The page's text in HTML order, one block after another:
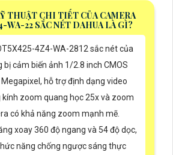
THUẬT CHI TIẾT CỦA CAMERA
22 SẮC NÉT DAHUA LÀ GÌ?
4Z4-WA-2812 sắc nét của
bị cảm biến ảnh 1/2.8 inch CMOS
hỗ trợ định dạng video
kính zoom quang học 25x và zoom
có khả năng zoom mạnh mẽ.
xoay 360 độ ngang và 54 độ dọc,
năng chống ngược sáng thực